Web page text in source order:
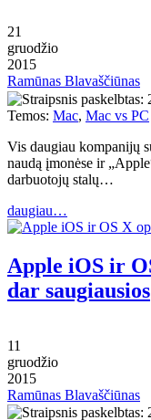
21
gruodžio
2015
Ramūnas Blavaščiūnas
Temos: Mac, Mac vs PC
Vis daugiau kompanijų
naudą įmonėse ir
darbuotojų stalų…
daugiau…
Apple iOS ir
dar saugiausios
11
gruodžio
2015
Ramūnas Blavaščiūnas